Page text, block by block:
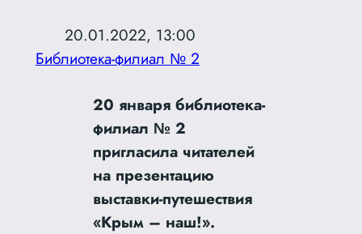
20.01.2022, 13:00
Библиотека-филиал № 2
20 января библиотека-
филиал № 2
пригласила читателей
на презентацию
выставки-путешествия
«Крым – наш!».